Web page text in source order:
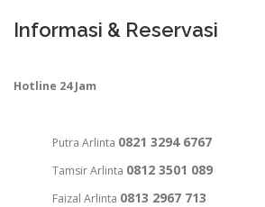
Informasi & Reservasi
Hotline 24 Jam
Putra Arlinta 0821 3294 6767
Tamsir Arlinta 0812 3501 089
Faizal Arlinta 0813 2967 713